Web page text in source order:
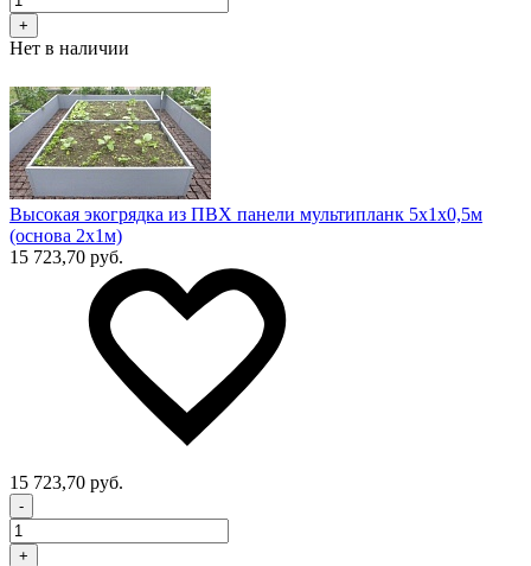
+
Нет в наличии
Высокая экогрядка из ПВХ панели мультипланк 5х1х0,5м
(основа 2х1м)
15 723,70 руб.
15 723,70 руб.
-
+